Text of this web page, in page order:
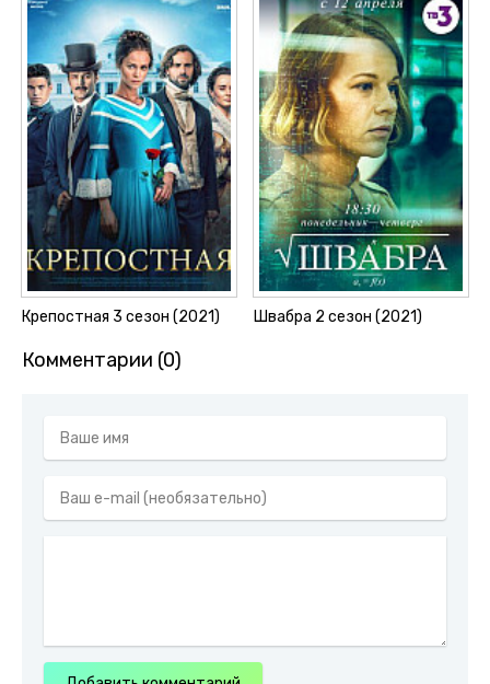
Крепостная 3 сезон (2021) Швабра 2 сезон (2021)
Комментарии (0)